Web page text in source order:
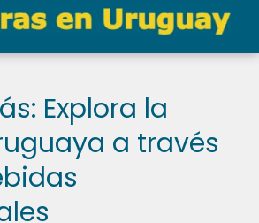
Explora la
a través